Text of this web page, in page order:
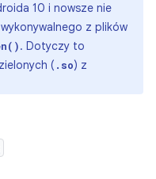
10 i nowsze nie
z plików
. Dotyczy to
( .so) z